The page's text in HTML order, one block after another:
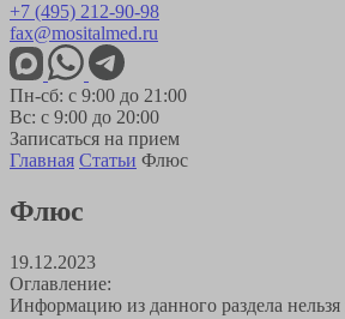
+7 (495) 212-90-98
fax@mositalmed.ru
Пн-сб: с 9:00 до 21:00
Вс: с 9:00 до 20:00
Записаться на прием
Главная Статьи Флюс
Флюс
19.12.2023
Оглавление:
Информацию из данного раздела нельзя